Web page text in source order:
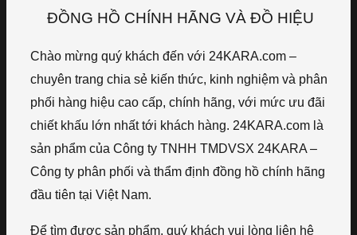
ĐỒNG HỒ CHÍNH HÃNG VÀ ĐỒ HIỆU
Chào mừng quý khách đến với 24KARA.com –
chuyên trang chia sẻ kiến thức, kinh nghiệm và phân
phối hàng hiệu cao cấp, chính hãng, với mức ưu đãi
chiết khấu lớn nhất tới khách hàng. 24KARA.com là
sản phẩm của Công ty TNHH TMDVSX 24KARA –
Công ty phân phối và thẩm định đồng hồ chính hãng
đầu tiên tại Việt Nam.
Để tìm được sản phẩm, quý khách vui lòng liên hệ